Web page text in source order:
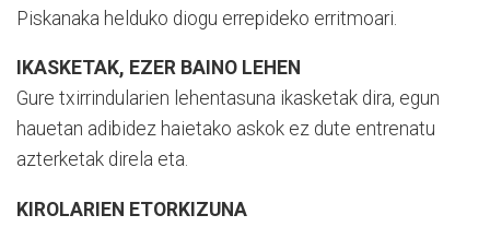
Piskanaka helduko diogu errepideko erritmoari.
IKASKETAK, EZER BAINO LEHEN
Gure txirrindularien lehentasuna ikasketak dira, egun
hauetan adibidez haietako askok ez dute entrenatu
azterketak direla eta.
KIROLARIEN ETORKIZUNA